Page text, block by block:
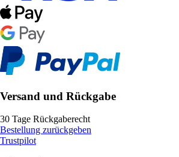
Versand und Rückgabe
30 Tage Rückgaberecht
Bestellung zurückgeben
Trustpilot